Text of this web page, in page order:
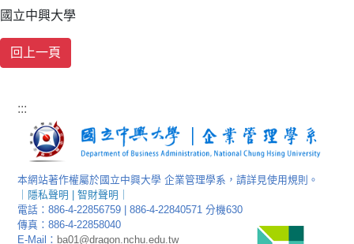
國立中興大學
:::
本網站著作權屬於國立中興大學 企業管理學系，請詳見使用規則。
隱私聲明 |智財聲明
電話：886-4-22856759 | 886-4-22840571 分機630
傳真：886-4-22858040
E-Mail： ba01@dragon.nchu.edu.tw